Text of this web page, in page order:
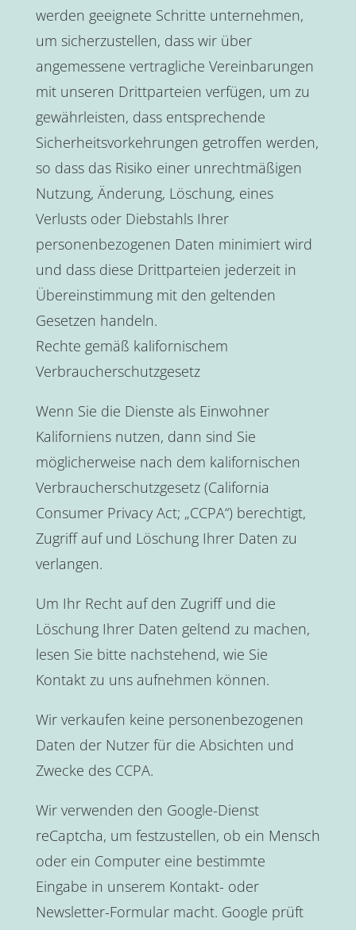
werden geeignete Schritte unternehmen,
um sicherzustellen, dass wir über
angemessene vertragliche Vereinbarungen
mit unseren Drittparteien verfügen, um zu
gewährleisten, dass entsprechende
Sicherheitsvorkehrungen getroffen werden,
so dass das Risiko einer unrechtmäßigen
Nutzung, Änderung, Löschung, eines
Verlusts oder Diebstahls Ihrer
personenbezogenen Daten minimiert wird
und dass diese Drittparteien jederzeit in
Übereinstimmung mit den geltenden
Gesetzen handeln.
Rechte gemäß kalifornischem
Verbraucherschutzgesetz
Wenn Sie die Dienste als Einwohner
Kaliforniens nutzen, dann sind Sie
möglicherweise nach dem kalifornischen
Verbraucherschutzgesetz (California
Consumer Privacy Act; „CCPA“) berechtigt,
Zugriff auf und Löschung Ihrer Daten zu
verlangen.
Um Ihr Recht auf den Zugriff und die
Löschung Ihrer Daten geltend zu machen,
lesen Sie bitte nachstehend, wie Sie
Kontakt zu uns aufnehmen können.
Wir verkaufen keine personenbezogenen
Daten der Nutzer für die Absichten und
Zwecke des CCPA.
Wir verwenden den Google-Dienst
reCaptcha, um festzustellen, ob ein Mensch
oder ein Computer eine bestimmte
Eingabe in unserem Kontakt- oder
Newsletter-Formular macht. Google prüft